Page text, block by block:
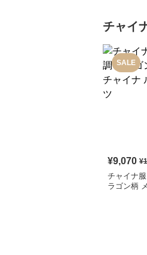
チャイ
SALE
¥9,070 ¥
チャイナ
ラゴン柄